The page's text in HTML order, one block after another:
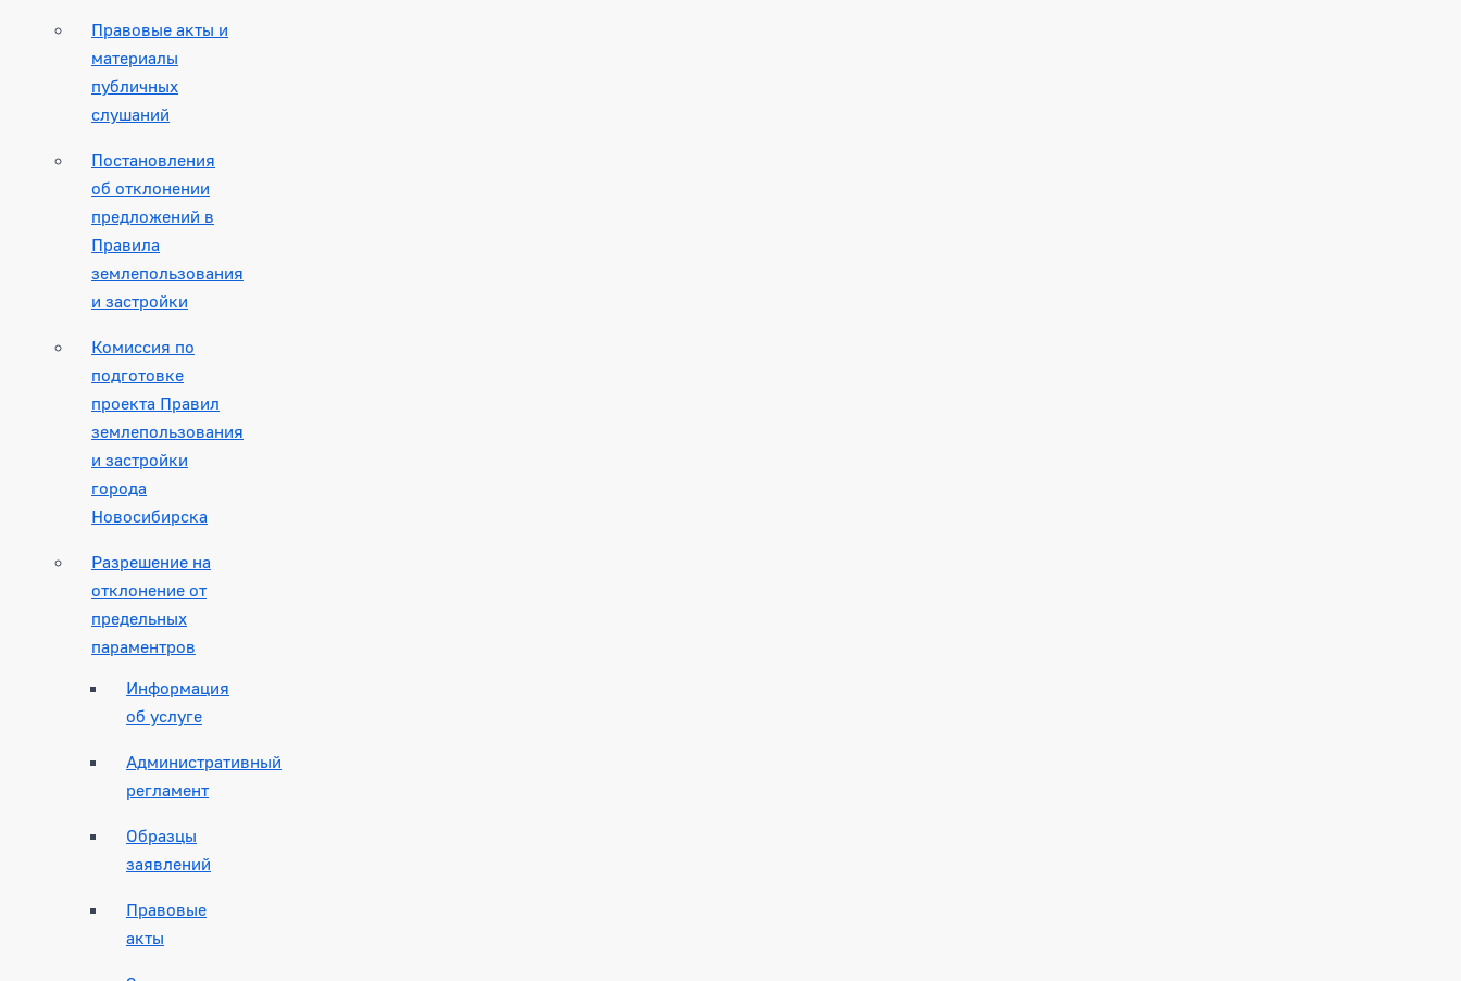
Правовые акты и
материалы
публичных
слушаний
Постановления
об отклонении
предложений в
Правила
землепользования
и застройки
Комиссия по
подготовке
проекта Правил
землепользования
и застройки
города
Новосибирска
Разрешение на
отклонение от
предельных
параментров
Информация
об услуге
Административный
регламент
Образцы
заявлений
Правовые
акты